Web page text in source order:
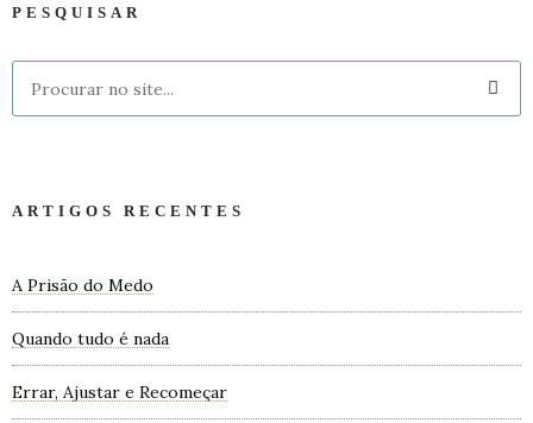
PESQUISAR
ARTIGOS RECENTES
A Prisão do Medo
Quando tudo é nada
Errar, Ajustar e Recomeçar